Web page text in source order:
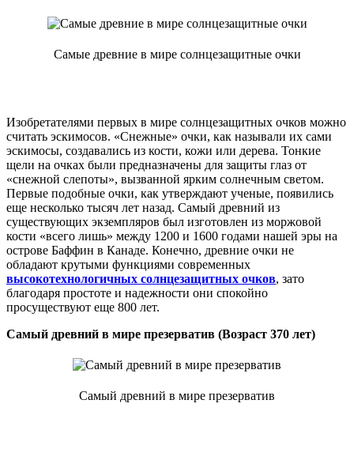
Самые древние в мире солнцезащитные очки
Изобретателями первых в мире солнцезащитных очков можно
считать эскимосов. «Снежные» очки, как называли их сами
эскимосы, создавались из кости, кожи или дерева. Тонкие
щели на очках были предназначены для защиты глаз от
«снежной слепоты», вызванной ярким солнечным светом.
Первые подобные очки, как утверждают ученые, появились
еще несколько тысяч лет назад. Самый древний из
существующих экземпляров был изготовлен из моржовой
кости «всего лишь» между 1200 и 1600 годами нашей эры на
острове Баффин в Канаде. Конечно, древние очки не
обладают крутыми функциями современных
высокотехнологичных солнцезащитных очков, зато
благодаря простоте и надежности они спокойно
просуществуют еще 800 лет.
Самый древний в мире презерватив (Возраст 370 лет)
Самый древний в мире презерватив